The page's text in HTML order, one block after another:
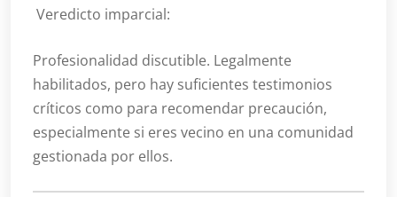
Veredicto imparcial:
Profesionalidad discutible. Legalmente
habilitados, pero hay suficientes testimonios
críticos como para recomendar precaución,
especialmente si eres vecino en una comunidad
gestionada por ellos.